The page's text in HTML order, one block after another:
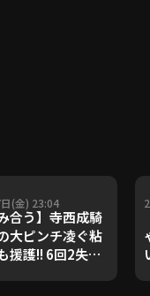
(金) 23:04
合う】寺西成騎
大ピンチ凌ぐ粘
援護!! 6回2失点